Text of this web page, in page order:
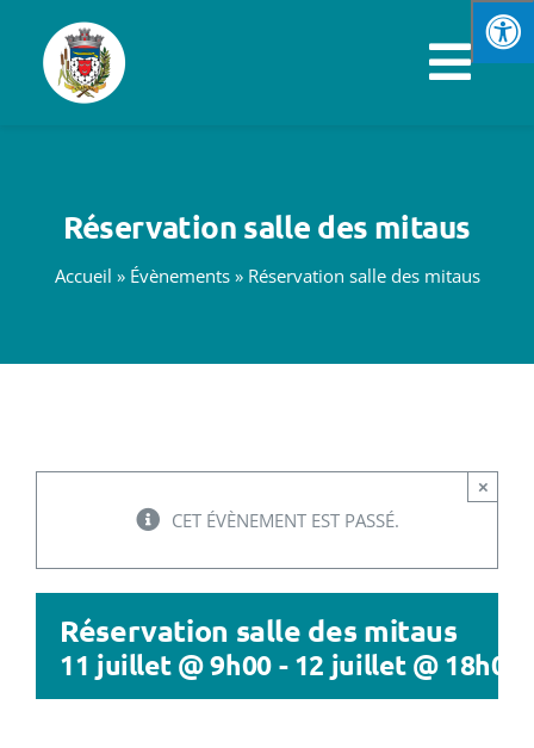
contenu
SPORTS & LOISIRS
CULTURE & PATRIMOINE
SANTÉ & SOCIAL
RECHERCHER:
Réservation salle des mitaus
Accueil » Évènements» Réservation salle des mitaus
CET ÉVÈNEMENT EST PASSÉ.
×
Réservation salle des mitaus
11 juillet @ 9h00- 12 juillet @ 18h00